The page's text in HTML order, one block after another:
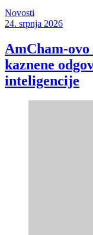
Novosti
24. srpnja 2026
AmCham-
kaznene
inteligencije